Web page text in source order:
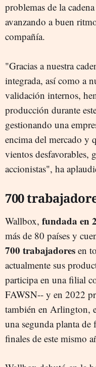
problemas de la
avanzando a buen
compañía.
"Gracias a nuestra
integrada, así como a
validación internos,
producción durante
gestionando una
encima del mercado y
vientos desfavorables,
accionistas", ha
700
Wallbox, fundada en
más de 80 países y
700 trabajadores en
actualmente sus
participa en una filial
FAWSN-- y en 2022
también en Arlington,
una segunda planta de
finales de este mismo